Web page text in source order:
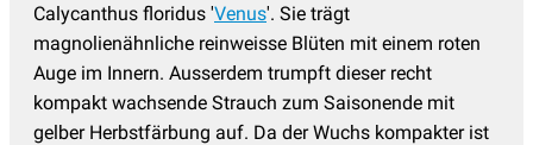
Calycanthus floridus 'Venus'. Sie trägt
magnolienähnliche reinweisse Blüten mit einem roten
Auge im Innern. Ausserdem trumpft dieser recht
kompakt wachsende Strauch zum Saisonende mit
gelber Herbstfärbung auf. Da der Wuchs kompakter ist